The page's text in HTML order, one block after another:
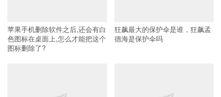
苹果手机删除软件之后,还会有白
色图标在桌面上,怎么才能把这个
图标删除了?
狂飙最大的保护伞是谁，狂飙孟
德海是保护伞吗